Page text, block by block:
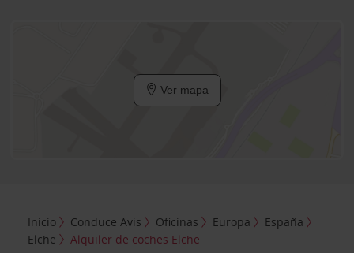
Ver mapa
Inicio Conduce Avis Oficinas Europa
España
Elche
Alquiler de coches Elche